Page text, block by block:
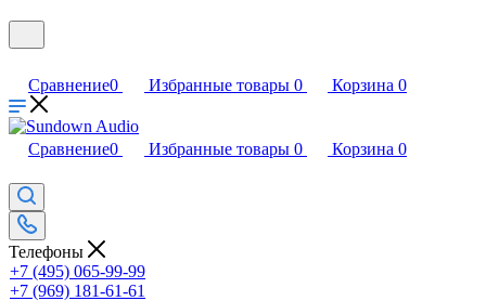
Сравнение0 Избранные товары 0 Корзина 0
Сравнение0 Избранные товары 0 Корзина 0
Телефоны
+7 (495) 065-99-99
+7 (969) 181-61-61